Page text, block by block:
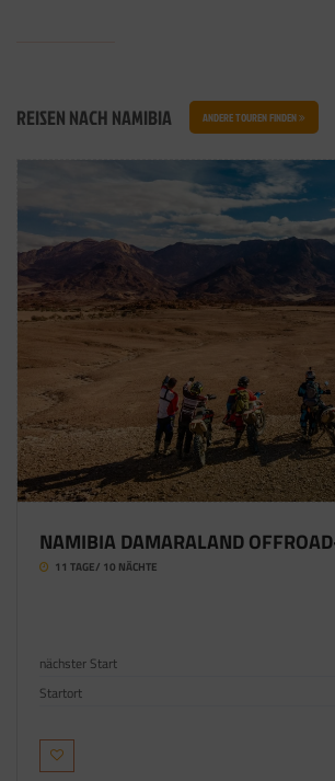
REISEN NACH NAMIBIA ANDERE TOUREN FINDEN
NAMIBIA DAMARALAND
11 TAGE/ 10 NÄCHTE
nächster Start
Startort